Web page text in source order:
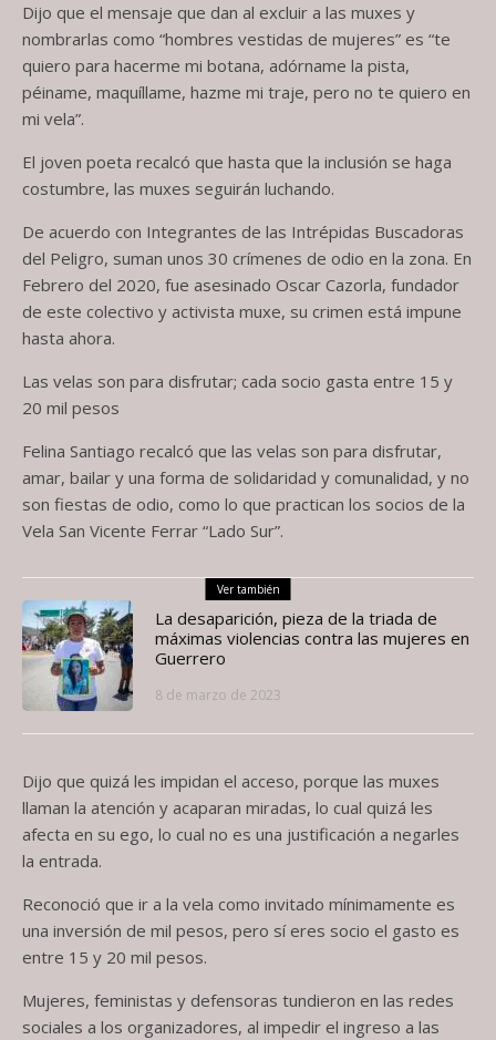
Dijo que el mensaje que dan al excluir a las muxes y
nombrarlas como “hombres vestidas de mujeres” es “te
quiero para hacerme mi botana, adórname la pista,
péiname, maquíllame, hazme mi traje, pero no te quiero en
mi vela”.
El joven poeta recalcó que hasta que la inclusión se haga
costumbre, las muxes seguirán luchando.
De acuerdo con Integrantes de las Intrépidas Buscadoras
del Peligro, suman unos 30 crímenes de odio en la zona. En
Febrero del 2020, fue asesinado Oscar Cazorla, fundador
de este colectivo y activista muxe, su crimen está impune
hasta ahora.
Las velas son para disfrutar; cada socio gasta entre 15 y
20 mil pesos
Felina Santiago recalcó que las velas son para disfrutar,
amar, bailar y una forma de solidaridad y comunalidad, y no
son fiestas de odio, como lo que practican los socios de la
Vela San Vicente Ferrar “Lado Sur”.
Ver también
La desaparición, pieza de la triada de
máximas violencias contra las mujeres en
Guerrero
8 de marzo de 2023
Dijo que quizá les impidan el acceso, porque las muxes
llaman la atención y acaparan miradas, lo cual quizá les
afecta en su ego, lo cual no es una justificación a negarles
la entrada.
Reconoció que ir a la vela como invitado mínimamente es
una inversión de mil pesos, pero sí eres socio el gasto es
entre 15 y 20 mil pesos.
Mujeres, feministas y defensoras tundieron en las redes
sociales a los organizadores, al impedir el ingreso a las